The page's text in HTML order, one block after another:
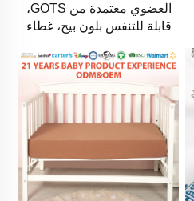
العضوي معتمدة من GOTS،
قابلة للتنفس بلون بيج، غطاء